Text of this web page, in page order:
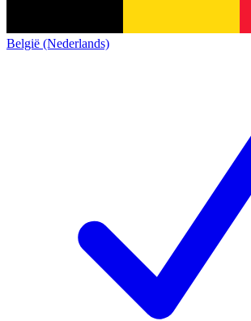
België (Nederlands)